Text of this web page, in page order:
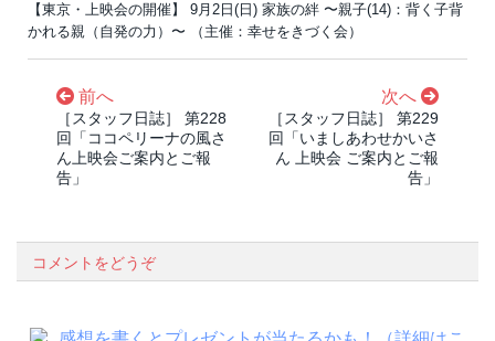
【東京・上映会の開催】 9月2日(日) 家族の絆 〜親子(14)：背く子背
かれる親（自発の力）〜 （主催：幸せをきづく会）
前へ
［スタッフ日誌］ 第228
回「ココペリーナの風さ
ん上映会ご案内とご報
告」
次へ
［スタッフ日誌］ 第229
回「いましあわせかいさ
ん 上映会 ご案内とご報
告」
コメントをどうぞ